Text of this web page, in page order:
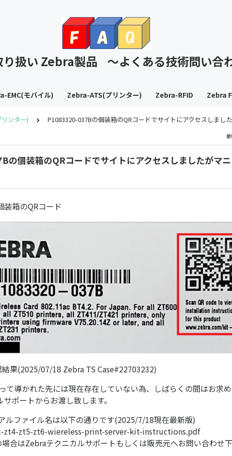
り扱い Zebra製品 ～よくある技術問い合
EMC(モバイル) Zebra-ATS(プリンター) Zebra-RFID Zebra
ンター) P1083320-037Bの個装箱のQRコードでサイトにアクセスしまし
の個装箱のQRコードでサイトにアクセスしましたがマ
箱のQRコード
果(2025/07/18 Zebra TS Case#22703232)
て導かれた先には現在存在していない為、しばらくの間はお求
ポートからお渡し致します。
ルファイル名は以下の通りです(2025/7/18現在最新版)
zt4-zt5-zt6-wiereless-print-server-kit-instructions.pdf
合はZebraテクニカルサポートもしくは販売元へお問い合わせ下